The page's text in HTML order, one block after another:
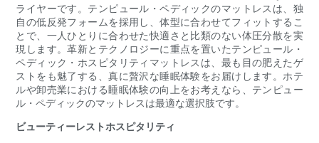
ライヤーです。テンピュール・ペディックのマットレスは、独
自の低反発フォームを採用し、体型に合わせてフィットするこ
とで、一人ひとりに合わせた快適さと比類のない体圧分散を実
現します。革新とテクノロジーに重点を置いたテンピュール・
ペディック・ホスピタリティマットレスは、最も目の肥えたゲ
ストをも魅了する、真に贅沢な睡眠体験をお届けします。ホテ
ルや卸売業における睡眠体験の向上をお考えなら、テンピュー
ル・ペディックのマットレスは最適な選択肢です。
ビューティーレストホスピタリティ